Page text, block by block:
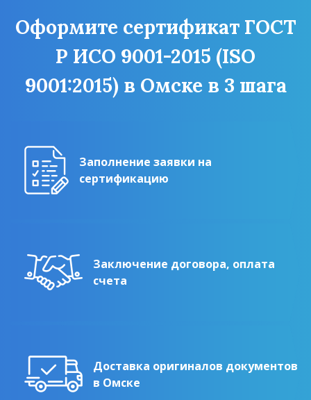
Оформите сертификат ГОСТ
Р ИСО 9001-2015 (ISO
9001:2015) в Омске в 3 шага
Заполнение заявки на
сертификацию
Заключение договора, оплата
счета
Доставка оригиналов документов
в Омске